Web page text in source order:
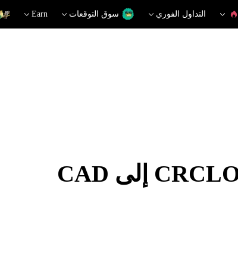
التداول الفوري سوق التوقعات Earn